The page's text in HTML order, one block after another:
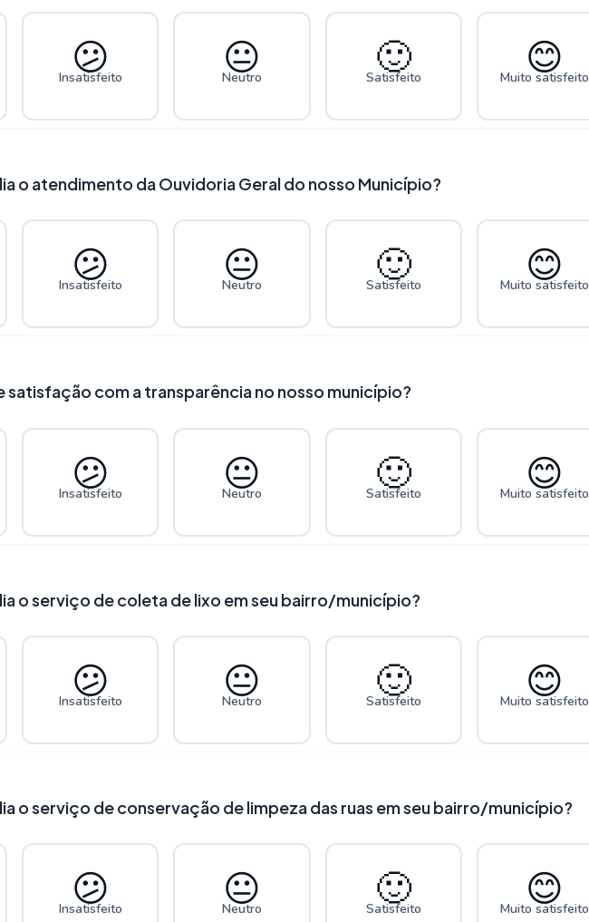
😕
Insatisfeito 😐
Neutro 🙂
Satisfeito 😊
Muito satisfeito
o atendimento da Ouvidoria Geral do nosso Município?
😕
Insatisfeito 😐
Neutro 🙂
Satisfeito 😊
Muito satisfeito
satisfação com a transparência no nosso município?
😕
Insatisfeito 😐
Neutro 🙂
Satisfeito 😊
Muito satisfeito
o serviço de coleta de lixo em seu bairro/município?
😕
Insatisfeito 😐
Neutro 🙂
Satisfeito 😊
Muito satisfeito
o serviço de conservação de limpeza das ruas em seu bairro/município?
😕
Insatisfeito 😐
Neutro 🙂
Satisfeito 😊
Muito satisfeito